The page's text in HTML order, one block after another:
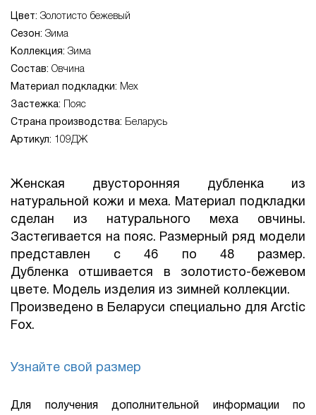
Цвет: Золотисто бежевый
Сезон: Зима
Коллекция: Зима
Состав: Овчина
Материал подкладки: Мех
Застежка:
Пояс
Страна производства: Беларусь
Артикул: 109ДЖ
Женская двусторонняя дубленка из
натуральной кожи и меха. Материал подкладки
сделан из натурального меха овчины.
Застегивается на пояс. Размерный ряд модели
представлен с 46 по 48 размер.
Дубленка отшивается в золотисто-бежевом
цвете. Модель изделия из зимней коллекции.
Произведено в Беларуси специально для Arctic
Fox.
Узнайте свой размер
Для получения дополнительной информации по